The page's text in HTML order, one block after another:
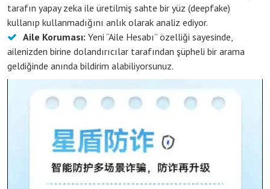
tarafın yapay zeka ile üretilmiş sahte bir yüz (deepfake)
kullanıp kullanmadığını anlık olarak analiz ediyor.
Aile Koruması: Yeni “Aile Hesabı” özelliği sayesinde,
ailenizden birine dolandırıcılar tarafından şüpheli bir arama
geldiğinde anında bildirim alabiliyorsunuz.